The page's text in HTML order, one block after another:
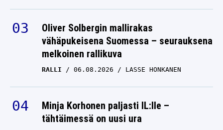
Oliver Solbergin mallirakas
vähäpukeisena Suomessa – seurauksena
melkoinen rallikuva
RALLI 06.08.2026 LASSE HONKANEN
Minja Korhonen paljasti IL:lle –
tähtäimessä on uusi ura